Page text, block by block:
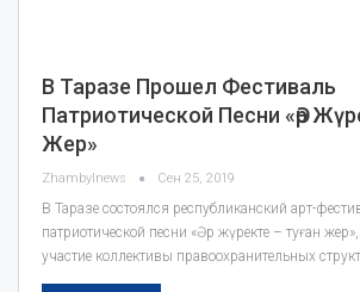
В Таразе Прошел Фестиваль
Патриотической Песни «Әр
Жер»
Zhambylnews Сен 25, 2019
В Таразе состоялся республиканский арт-
патриотической песни «Әр жүректе – туған
участие коллективы правоохранительных